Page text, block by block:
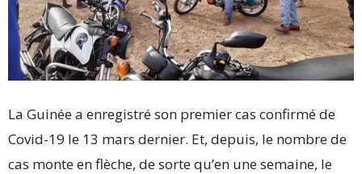
La Guinée a enregistré son premier cas confirmé de
Covid-19 le 13 mars dernier. Et, depuis, le nombre de
cas monte en flèche, de sorte qu’en une semaine, le